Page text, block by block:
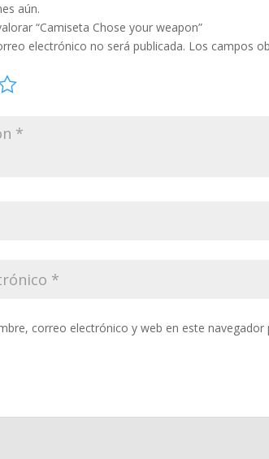
aún.
“Camiseta Chose your weapon”
electrónico no será publicada. Los campos
correo electrónico y web en este